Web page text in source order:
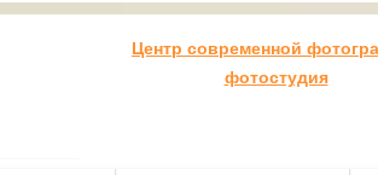
Центр современной
фотостудия